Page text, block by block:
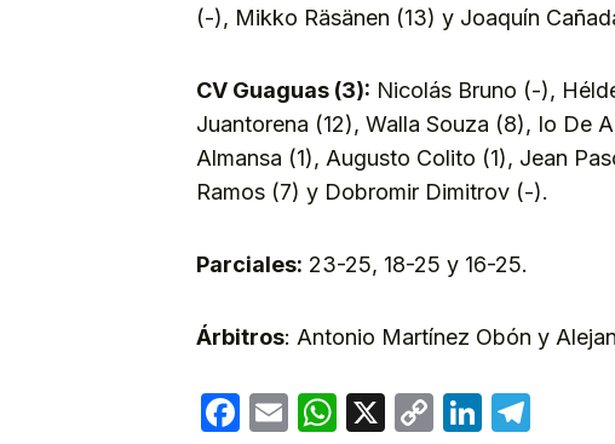
(-), Mikko Räsänen (13) y Joaquín
CV Guaguas (3): Nicolás Bruno (-),
Juantorena (12), Walla Souza (8), Io De
Almansa (1), Augusto Colito (1), Jean
Ramos (7) y Dobromir Dimitrov (-).
Parciales: 23-25, 18-25 y 16-25.
Árbitros: Antonio Martínez Obón y
Facebook
EmailWhatsApp
X
CopyLinkedIn